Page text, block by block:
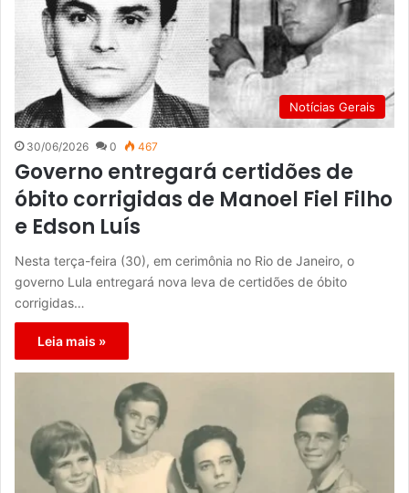
Notícias Gerais
30/06/2026 0 467
Governo entregará certidões de
óbito corrigidas de Manoel Fiel Filho
e Edson Luís
Nesta terça-feira (30), em cerimônia no Rio de Janeiro, o
governo Lula entregará nova leva de certidões de óbito
corrigidas…
Leia mais »